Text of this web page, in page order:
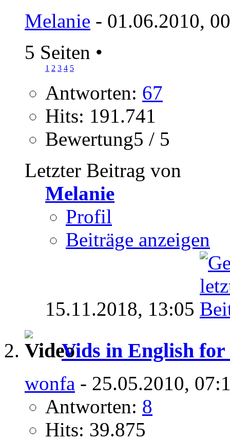
Melanie - 01.06.2010,
5 Seiten •
1 2 3 4 5
Antworten: 67
Hits: 191.741
Bewertung5 / 5
Letzter Beitrag von
Melanie
Profil
Beiträge anzeigen
15.11.2018, 13:05
Vids in English for
wonfa - 25.05.2010,
Antworten: 8
Hits: 39.875